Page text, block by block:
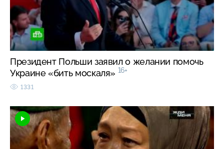
Президент Польши заявил о желании помочь
Украине «бить москаля» 16+
1331